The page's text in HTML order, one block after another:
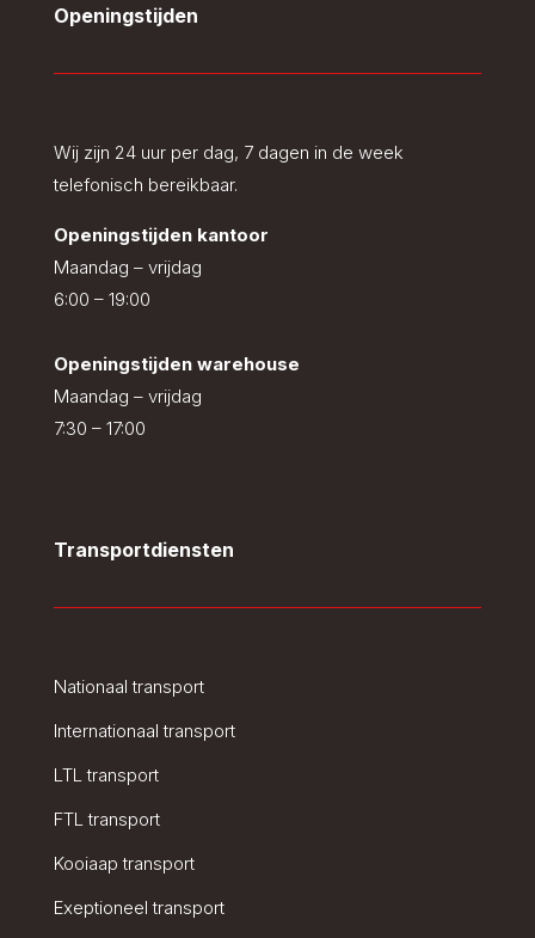
Openingstijden
Wij zijn 24 uur per dag, 7 dagen in de week
telefonisch bereikbaar.
Openingstijden kantoor
Maandag – vrijdag
6:00 – 19:00
Openingstijden warehouse
Maandag – vrijdag
7:30 – 17:00
Transportdiensten
Nationaal transport
Internationaal transport
LTL transport
FTL transport
Kooiaap transport
Exeptioneel transport